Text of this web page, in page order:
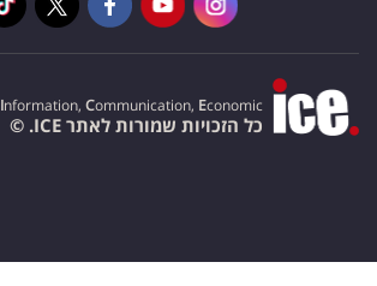
Information, Communication, Economic
כל הזכויות שמורות לאתר ICE. ©